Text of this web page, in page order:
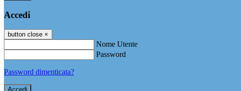
Accedi
button close ×
Nome Utente
Password
Password dimenticata?